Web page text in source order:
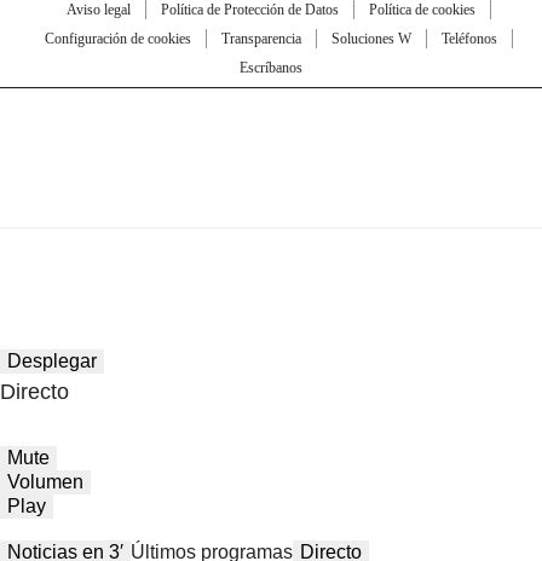
Aviso legal Política de Protección de Datos
Política de cookies
Configuración de cookies
Transparencia Soluciones W
Teléfonos
Escríbanos
Desplegar
Directo
Mute
Volumen
Play
Noticias en 3′ Últimos programas Directo